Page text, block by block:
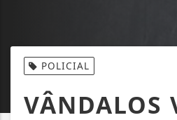
POLICIAL
VÂNDALOS